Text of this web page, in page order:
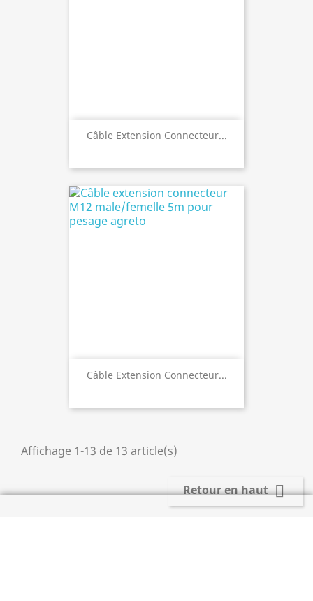
Câble Extension Connecteur...
Câble Extension Connecteur...
Affichage 1-13 de 13 article(s)
Retour en haut 